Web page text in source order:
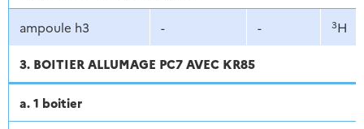
ampoule h3 - - 3H
3. BOITIER ALLUMAGE PC7 AVEC KR85
a. 1 boitier